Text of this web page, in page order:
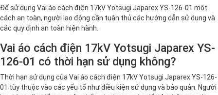
Để sử dụng Vai áo cách điện 17kV Yotsugi Japarex YS-126-01 một
cách an toàn, người lao động cần tuân thủ các hướng dẫn sử dụng và
các quy định an toàn hiện hành.
Vai áo cách điện 17kV Yotsugi Japarex YS-
126-01 có thời hạn sử dụng không?
Thời hạn sử dụng của Vai áo cách điện 17kV Yotsugi Japarex YS-126-
01 tùy thuộc vào các yếu tố như điều kiện sử dụng và bảo quản. Người